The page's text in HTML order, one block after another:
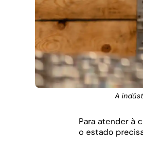
A
Para atender à
o estado